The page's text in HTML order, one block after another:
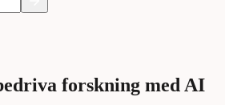
forskning med AI